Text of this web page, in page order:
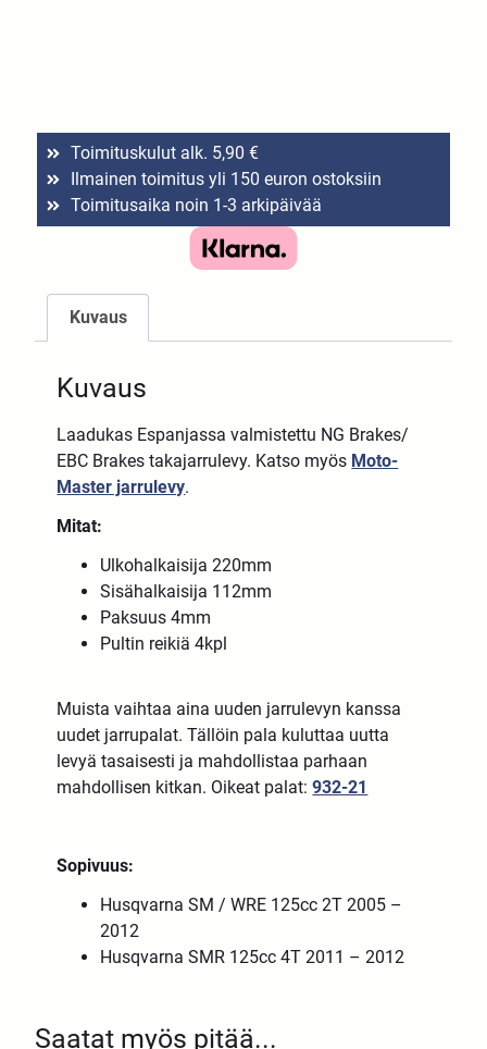
Toimituskulut alk. 5,90 €
Ilmainen toimitus yli 150 euron ostoksiin
Toimitusaika noin 1-3 arkipäivää
Saatat myös pitää...
Kuvaus
Kuvaus
Laadukas Espanjassa valmistettu NG Brakes/
EBC Brakes takajarrulevy. Katso myös Moto-
Master jarrulevy.
Mitat:
Ulkohalkaisija 220mm
Sisähalkaisija 112mm
Paksuus 4mm
Pultin reikiä 4kpl
Muista vaihtaa aina uuden jarrulevyn kanssa
uudet jarrupalat. Tällöin pala kuluttaa uutta
levyä tasaisesti ja mahdollistaa parhaan
mahdollisen kitkan. Oikeat palat:932-21
Sopivuus:
Husqvarna SM / WRE 125cc 2T 2005 –
2012
Husqvarna SMR 125cc 4T 2011 – 2012